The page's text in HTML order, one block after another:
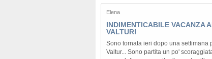
Elena
INDIMENTICABILE VACANZA
VALTUR!
Sono tornata ieri dopo una settimana
Valtur... Sono partita un po'